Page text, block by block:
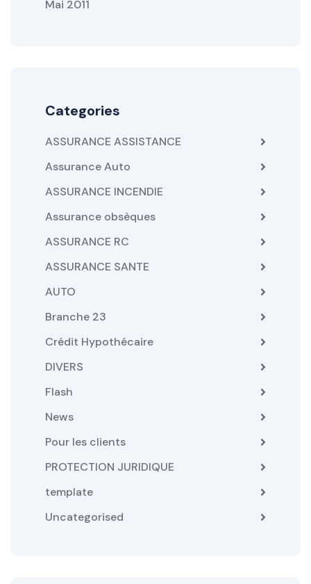
Mai 2011
Categories
ASSURANCE ASSISTANCE
Assurance Auto
ASSURANCE INCENDIE
Assurance obsèques
ASSURANCE RC
ASSURANCE SANTE
AUTO
Branche 23
Crédit Hypothécaire
DIVERS
Flash
News
Pour les clients
PROTECTION JURIDIQUE
template
Uncategorised